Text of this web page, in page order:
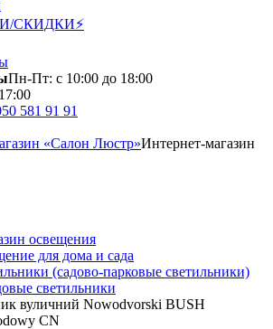
СКИДКИ⚡
Пн-Пт: с 10:00 до 18:00
581 91 91
Интернет-магазин
освещения
для дома и сада
(садово-парковые светильники)
светильники
вуличний Nowodvorski BUSH
CN